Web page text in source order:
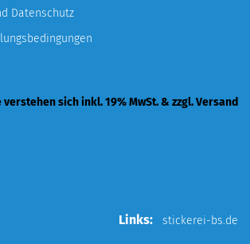
Datenschutz
sich inkl. 19% MwSt. & zzgl. Versand
Links: stickerei-bs.de